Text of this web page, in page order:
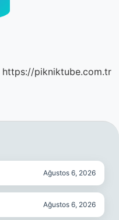
https://pikniktube.com.tr
Ağustos 6, 2026
Ağustos 6, 2026